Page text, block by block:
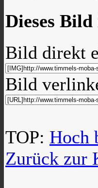
Dieses
Bild direkt
Bild
TOP: Hoch
Zurück zur